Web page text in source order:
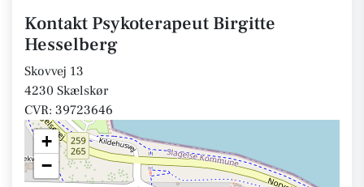
Kontakt Psykoterapeut Birgitte
Hesselberg
Skovvej 13
4230 Skælskør
CVR: 39723646
+
−